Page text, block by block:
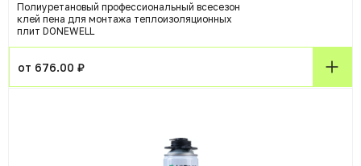
Полиуретановый профессиональный всесезон
клей пена для монтажа теплоизоляционных
плит DONEWELL
от 676.00 ₽